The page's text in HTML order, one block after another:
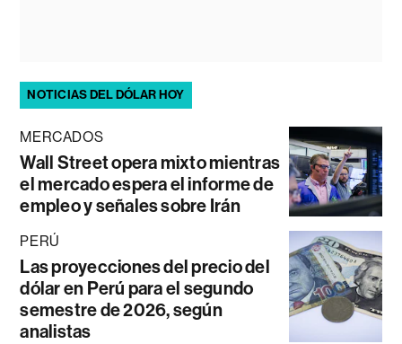
NOTICIAS DEL DÓLAR HOY
MERCADOS
Wall Street opera mixto mientras
el mercado espera el informe de
empleo y señales sobre Irán
PERÚ
Las proyecciones del precio del
dólar en Perú para el segundo
semestre de 2026, según
analistas